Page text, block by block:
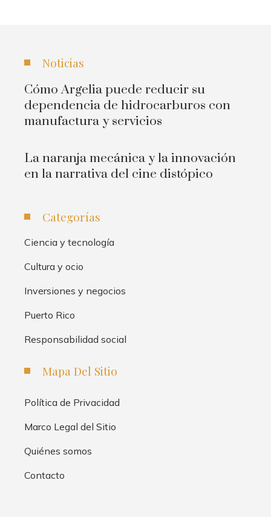
Noticias
Cómo Argelia puede reducir su
dependencia de hidrocarburos con
manufactura y servicios
La naranja mecánica y la innovación
en la narrativa del cine distópico
Categorías
Ciencia y tecnología
Cultura y ocio
Inversiones y negocios
Puerto Rico
Responsabilidad social
Mapa Del Sitio
Política de Privacidad
Marco Legal del Sitio
Quiénes somos
Contacto